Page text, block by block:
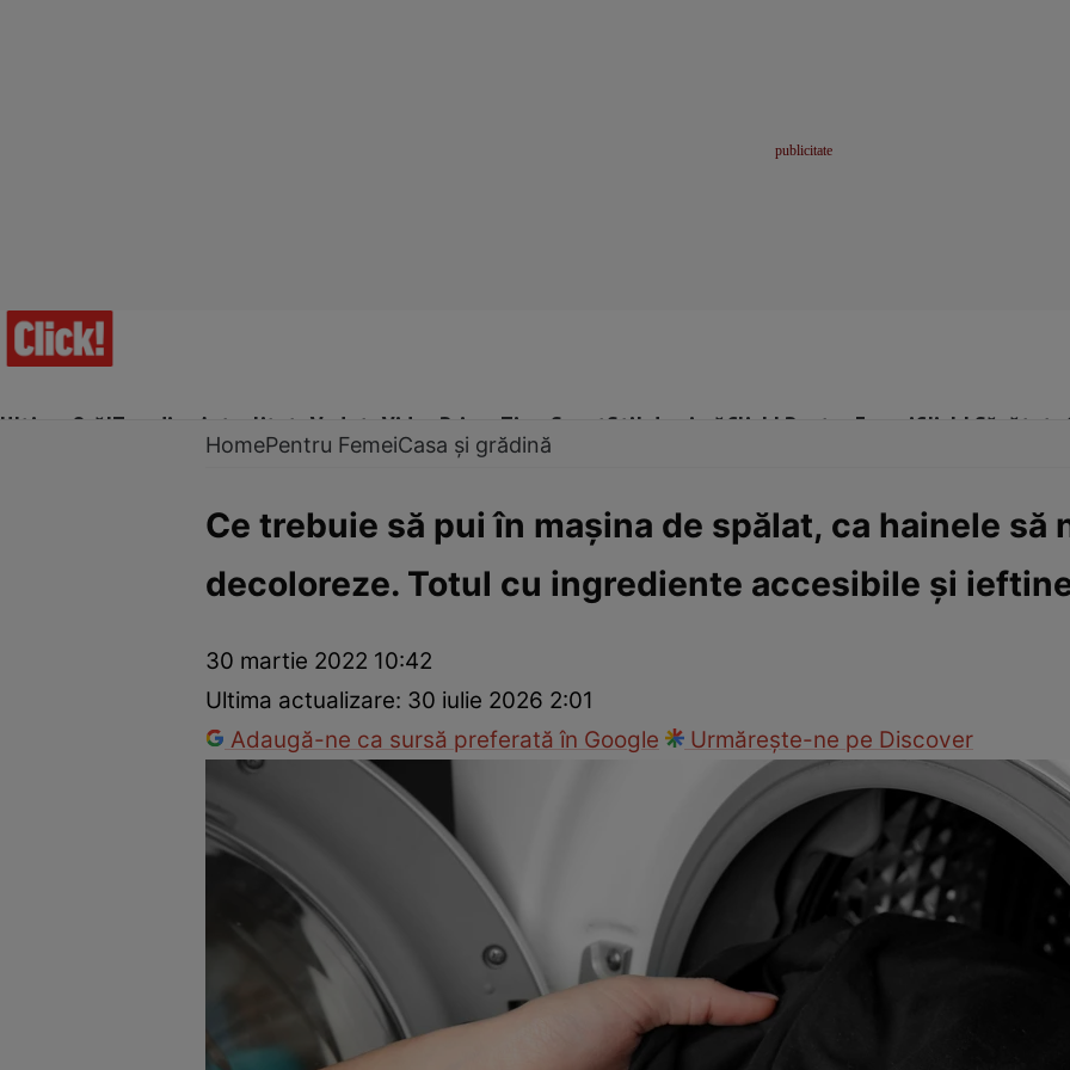
Ultima Oră!Trending Actualitate Vedete Video Prime Time SportStil de viațăClick! Pentru FemeiClick! Sănătate
Dezvoltare personalăÎngrijire personalăCasă și grădinăModă
HomePentru FemeiCasa și grădină
Ce trebuie să pui în maşina de spălat, ca hainele să
decoloreze. Totul cu ingrediente accesibile şi
30 martie 2022 10:42
Ultima actualizare: 30 iulie 2026 2:01
Adaugă-ne ca sursă preferată în Google
Urmărește-ne pe Discover